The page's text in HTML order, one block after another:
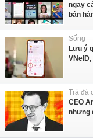
ngay
bán
Sống -
Lưu ý
Trà đá
CEO
nhưng